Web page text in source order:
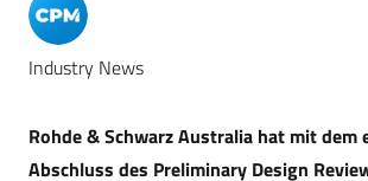
Industry News
Rohde & Schwarz Australia hat mit dem
Abschluss des Preliminary Design